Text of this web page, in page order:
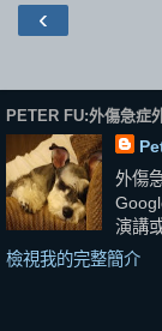
‹
PETER FU:外傷急症
外傷
演講
檢視我的完整簡介